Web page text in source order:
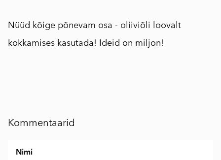
Nüüd kõige põnevam osa - oliiviõli loovalt
kokkamises kasutada! Ideid on miljon!
Kommentaarid
Nimi